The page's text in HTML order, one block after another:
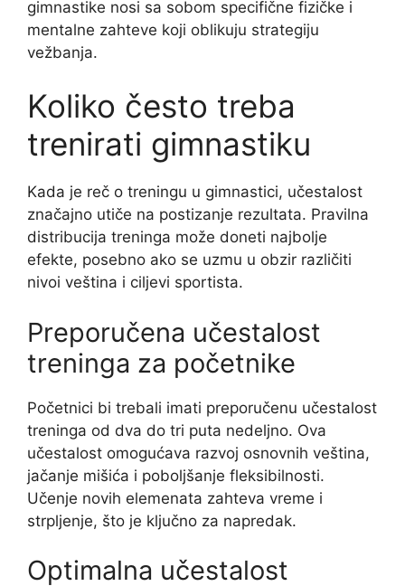
gimnastike nosi sa sobom specifične fizičke i
mentalne zahteve koji oblikuju strategiju
vežbanja.
Koliko često treba
trenirati gimnastiku
Kada je reč o treningu u gimnastici, učestalost
značajno utiče na postizanje rezultata. Pravilna
distribucija treninga može doneti najbolje
efekte, posebno ako se uzmu u obzir različiti
nivoi veština i ciljevi sportista.
Preporučena učestalost
treninga za početnike
Početnici bi trebali imati preporučenu učestalost
treninga od dva do tri puta nedeljno. Ova
učestalost omogućava razvoj osnovnih veština,
jačanje mišića i poboljšanje fleksibilnosti.
Učenje novih elemenata zahteva vreme i
strpljenje, što je ključno za napredak.
Optimalna učestalost